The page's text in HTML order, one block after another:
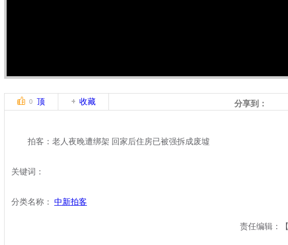
0 顶 收藏 分享到：
拍客：老人夜晚遭绑架 回家后住房已被强拆成废墟
关键词：
分类名称： 中新拍客
责任编辑：【